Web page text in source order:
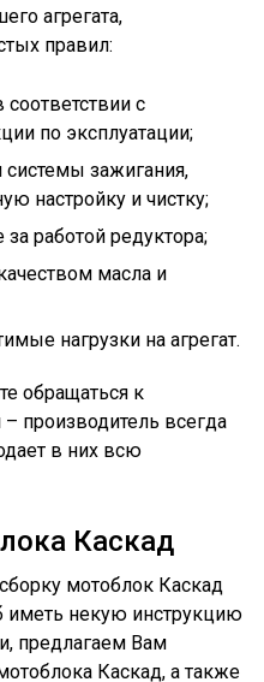
агрегата,
правил:
соответствии с
по эксплуатации;
системы зажигания,
настройку и чистку;
работой редуктора;
масла и
нагрузки на агрегат.
обращаться к
производитель всегда
в них всю
Каскад
мотоблок Каскад
иметь некую инструкцию
предлагаем Вам
Каскад, а также